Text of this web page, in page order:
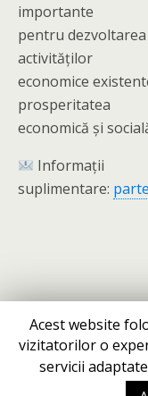
importante
pentru
activităților
economice
prosperitatea
economică și
Informații
suplimentare:
Acest website
vizitatorilor o
servicii